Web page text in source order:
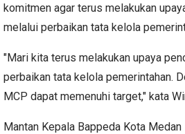
komitmen agar terus melakukan
melalui perbaikan tata kelola
"Mari kita terus melakukan upaya
perbaikan tata kelola pemerintahan.
MCP dapat memenuhi target," kata
Mantan Kepala Bappeda Kota